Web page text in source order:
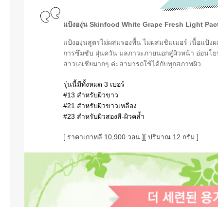
แป้งองุ่น Skinfood White Grape Fresh Light
แป้งองุ่นสูตรไม่ผสมรองพื้น ไม่ผสมชิมเมอร์ เนื้อแป้ง
การซึมซับ ฝุ่นควัน มลภาวะภายนอกสู่ผิวหน้า อ่อนโ
สาวเอเชียมากๆ ค่ะสามารถใช้ได้กับทุกสภาพผิว
รุ่นนี้มีทั้งหมด 3 เบอร์
#13 สำหรับผิวขาว
#21 สำหรับผิวขาวเหลือง
#23 สำหรับผิวสองสี-ผิวคล้ำ
[ ราคาเกาหลี 10,900 วอน ][ ปริมาณ 12 กรัม ]